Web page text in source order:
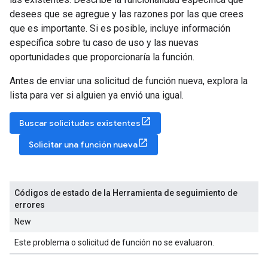
desees que se agregue y las razones por las que crees
que es importante. Si es posible, incluye información
específica sobre tu caso de uso y las nuevas
oportunidades que proporcionaría la función.
Antes de enviar una solicitud de función nueva, explora la
lista para ver si alguien ya envió una igual.
Buscar solicitudes existentes
Solicitar una función nueva
Códigos de estado de la Herramienta de seguimiento de
errores
New
Este problema o solicitud de función no se evaluaron.